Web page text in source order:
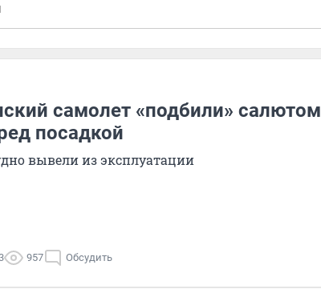
самолет «подбили» салютом
посадкой
вывели из эксплуатации
957 Обсудить